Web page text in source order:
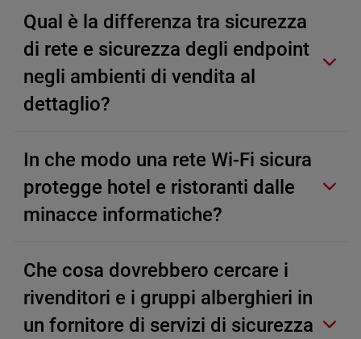
Qual è la differenza tra sicurezza
di rete e sicurezza degli endpoint
negli ambienti di vendita al
dettaglio?
In che modo una rete Wi-Fi sicura
protegge hotel e ristoranti dalle
minacce informatiche?
Che cosa dovrebbero cercare i
rivenditori e i gruppi alberghieri in
un fornitore di servizi di sicurezza